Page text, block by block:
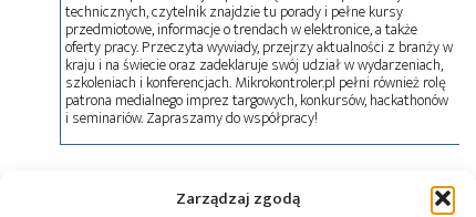
Zarządzaj zgodą
technicznych, czytelnik znajdzie tu porady i pełne kursy
przedmiotowe, informacje o trendach w elektronice, a także
oferty pracy. Przeczyta wywiady, przejrzy aktualności z branży w
kraju i na świecie oraz zadeklaruje swój udział w wydarzeniach,
szkoleniach i konferencjach. Mikrokontroler.pl pełni również rolę
patrona medialnego imprez targowych, konkursów, hackathonów
i seminariów. Zapraszamy do współpracy!